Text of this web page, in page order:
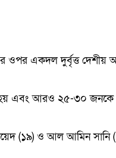
ওপর একদল দুর্বৃত্ত দেশীয়
হয় এবং আরও ২৫-৩০ জনকে
ও আল আমিন সানি